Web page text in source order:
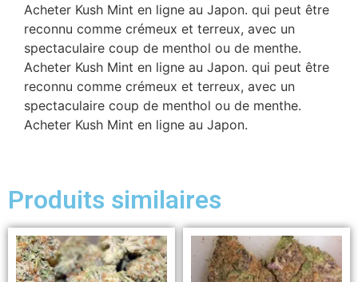
Acheter Kush Mint en ligne au Japon. qui peut être
reconnu comme crémeux et terreux, avec un
spectaculaire coup de menthol ou de menthe.
Acheter Kush Mint en ligne au Japon. qui peut être
reconnu comme crémeux et terreux, avec un
spectaculaire coup de menthol ou de menthe.
Acheter Kush Mint en ligne au Japon.
Produits similaires